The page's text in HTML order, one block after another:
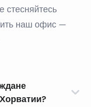
стесняйтесь
наш офис —